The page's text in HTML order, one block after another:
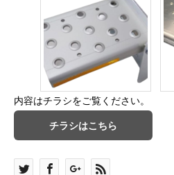
内容はチラシをご覧ください。
チラシはこちら